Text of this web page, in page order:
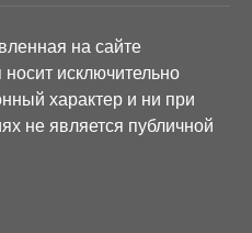
на сайте
исключительно
характер и ни при
не является публичной